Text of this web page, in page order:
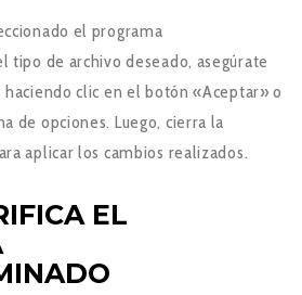
el programa
tipo de archivo deseado, asegúrate
haciendo clic en el botón «Aceptar» o
de opciones. Luego, cierra la
aplicar los cambios realizados.
EL